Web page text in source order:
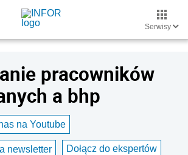
Serwisy
pracowników
a bhp
na Youtube
newsletter Dołącz do ekspertów